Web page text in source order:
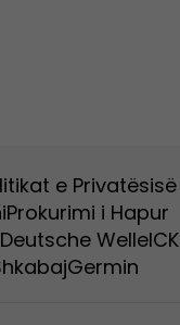
e Privatësisë
Prokurimi i Hapur
Deutsche WelleICK
Germin